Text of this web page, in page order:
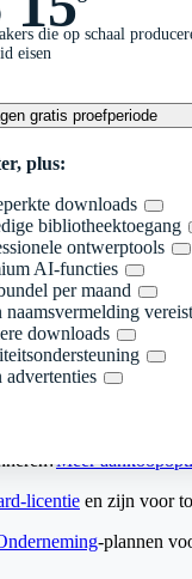
die op schaal
eisen
gratis proefperiode
plus:
downloads
bibliotheektoegang
ontwerptools
AI-functies
per maand
naamsvermelding vereist
downloads
advertenties
Meer
licentie en zijn voor
-plannen